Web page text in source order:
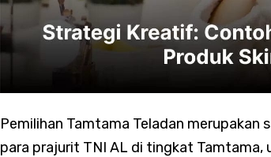
Pemilihan Tamtama Teladan merupakan
para prajurit TNI AL di tingkat Tamtama,